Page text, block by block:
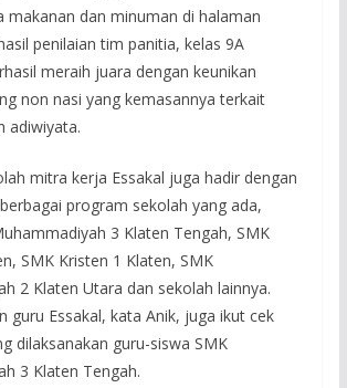
makanan dan minuman di halaman
penilaian tim panitia, kelas 9A
meraih juara dengan keunikan
non nasi yang kemasannya terkait
adiwiyata.
mitra kerja Essakal juga hadir dengan
program sekolah yang ada,
3 Klaten Tengah, SMK
SMK Kristen 1 Klaten, SMK
2 Klaten Utara dan sekolah lainnya.
guru Essakal, kata Anik, juga ikut cek
dilaksanakan guru-siswa SMK
3 Klaten Tengah.